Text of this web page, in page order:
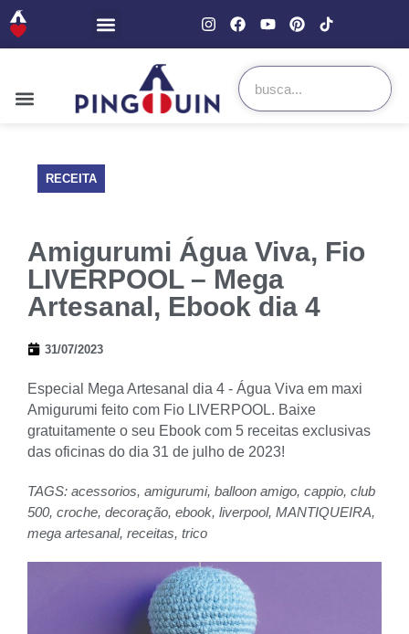
RECEITA
Amigurumi Água Viva, Fio
LIVERPOOL – Mega
Artesanal, Ebook dia 4
31/07/2023
Especial Mega Artesanal dia 4 - Água Viva em maxi
Amigurumi feito com Fio LIVERPOOL. Baixe
gratuitamente o seu Ebook com 5 receitas exclusivas
das oficinas do dia 31 de julho de 2023!
TAGS: acessorios, amigurumi, balloon amigo, cappio, club
500, croche, decoração, ebook, liverpool, MANTIQUEIRA,
mega artesanal, receitas, trico